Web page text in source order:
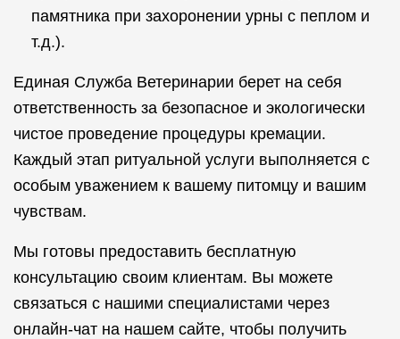
памятника при захоронении урны с пеплом и
т.д.).
Единая Служба Ветеринарии берет на себя
ответственность за безопасное и экологически
чистое проведение процедуры кремации.
Каждый этап ритуальной услуги выполняется с
особым уважением к вашему питомцу и вашим
чувствам.
Мы готовы предоставить бесплатную
консультацию своим клиентам. Вы можете
связаться с нашими специалистами через
онлайн-чат на нашем сайте, чтобы получить